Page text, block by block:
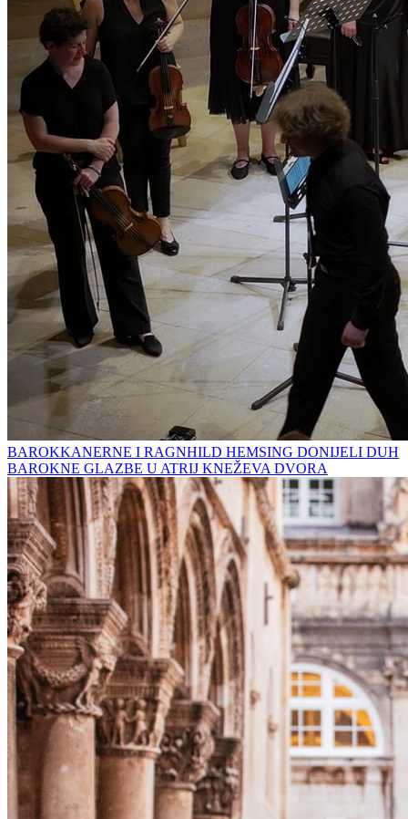
BAROKKANERNE I RAGNHILD HEMSING DONIJELI DUH
BAROKNE GLAZBE U ATRIJ KNEŽEVA DVORA